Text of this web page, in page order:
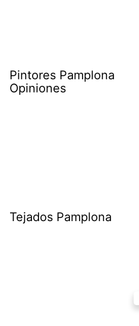
Pintores Pamplona
Opiniones
Tejados Pamplona